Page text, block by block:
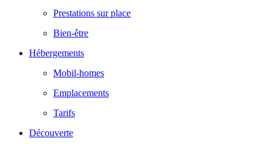
Prestations sur place
Bien-être
Hébergements
Mobil-homes
Emplacements
Tarifs
Découverte